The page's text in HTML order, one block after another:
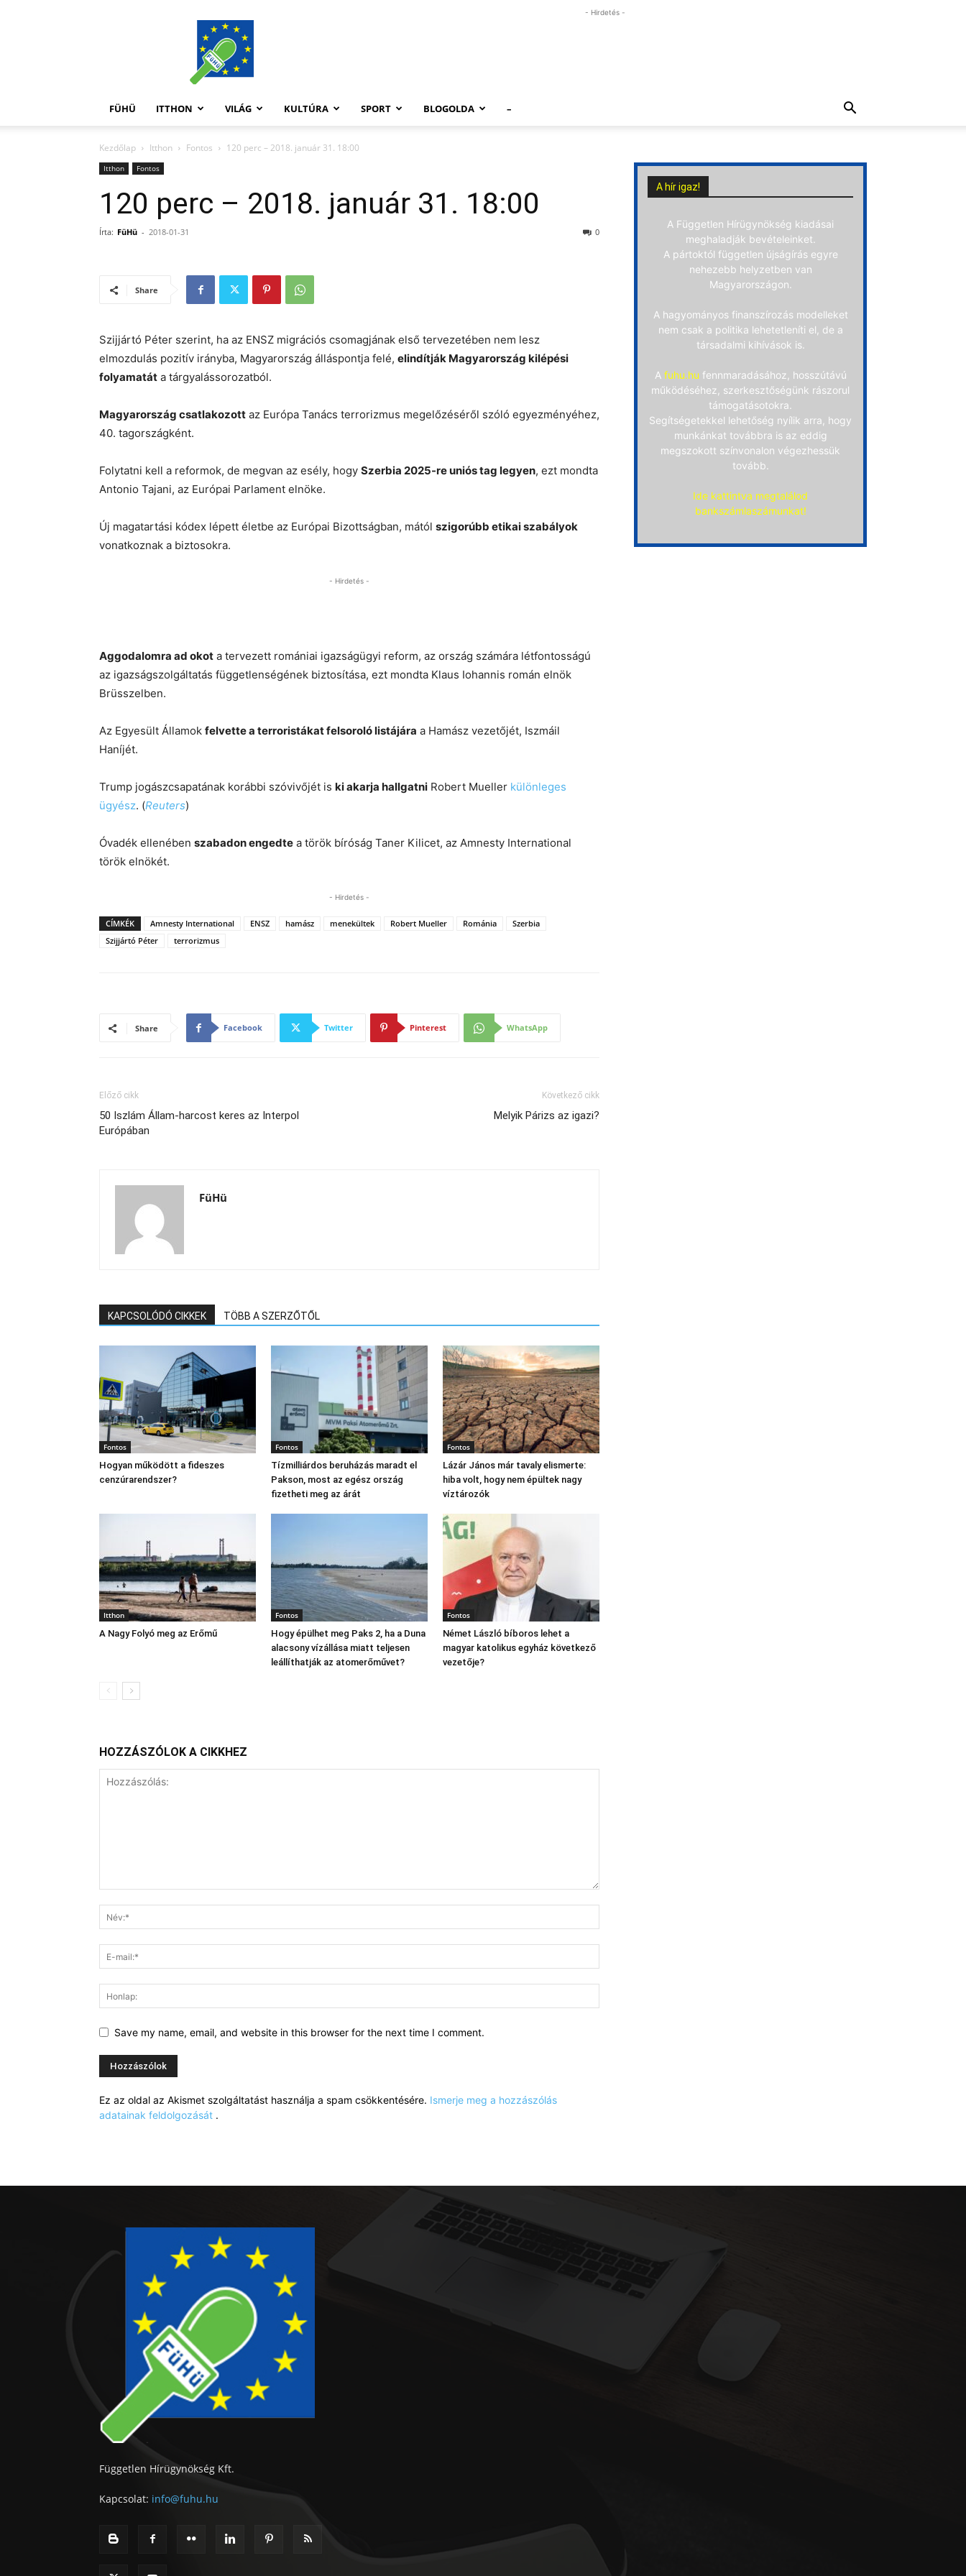
FüHü
- Hirdetés -
FÜHÜ ITTHON VILÁG KULTÚRA SPORT BLOGOLDA –
Kezdőlap Itthon Fontos 120 perc – 2018. január 31. 18:00
Itthon Fontos
120 perc – 2018. január 31. 18:00
Írta: FüHü - 2018-01-31 0
Share
Szijjártó Péter szerint, ha az ENSZ migrációs csomagjának első tervezetében nem lesz
elmozdulás pozitív irányba, Magyarország álláspontja felé, elindítják Magyarország kilépési
folyamatát a tárgyalássorozatból.
Magyarország csatlakozott az Európa Tanács terrorizmus megelőzéséről szóló egyezményéhez,
40. tagországként.
Folytatni kell a reformok, de megvan az esély, hogy Szerbia 2025-re uniós tag legyen, ezt mondta
Antonio Tajani, az Európai Parlament elnöke.
Új magatartási kódex lépett életbe az Európai Bizottságban, mától szigorúbb etikai szabályok
vonatkoznak a biztosokra.
- Hirdetés -
Aggodalomra ad okot a tervezett romániai igazságügyi reform, az ország számára létfontosságú
az igazságszolgáltatás függetlenségének biztosítása, ezt mondta Klaus Iohannis román elnök
Brüsszelben.
Az Egyesült Államok felvette a terroristákat felsoroló listájára a Hamász vezetőjét, Iszmáil
Haníjét.
Trump jogászcsapatának korábbi szóvivőjét is ki akarja hallgatni Robert Mueller különleges
ügyész. (Reuters)
Óvadék ellenében szabadon engedte a török bíróság Taner Kilicet, az Amnesty International
török elnökét.
- Hirdetés -
CÍMKÉK Amnesty International ENSZ hamász menekültek Robert Mueller Románia
Szerbia
Szijjártó Péter
terrorizmus
Share Facebook Twitter Pinterest WhatsApp
Előző cikk
50 Iszlám Állam-harcost keres az Interpol
Európában
Következő cikk
Melyik Párizs az igazi?
FüHü
KAPCSOLÓDÓ CIKKEK TÖBB A SZERZŐTŐL
Fontos
Hogyan működött a fideszes
cenzúrarendszer?
Fontos
Tízmilliárdos beruházás maradt el
Pakson, most az egész ország
fizetheti meg az árát
Fontos
Lázár János már tavaly elismerte:
hiba volt, hogy nem épültek nagy
víztározók
Itthon
A Nagy Folyó meg az Erőmű
Fontos
Hogy épülhet meg Paks 2, ha a Duna
alacsony vízállása miatt teljesen
leállíthatják az atomerőművet?
Fontos
Német László bíboros lehet a
magyar katolikus egyház következő
vezetője?
HOZZÁSZÓLOK A CIKKHEZ
Save my name, email, and website in this browser for the next time I comment.
Ez az oldal az Akismet szolgáltatást használja a spam csökkentésére. Ismerje meg a hozzászólás
adatainak feldolgozását .
A hír igaz!
A Független Hírügynökség kiadásai
meghaladják bevételeinket.
A pártoktól független újságírás egyre
nehezebb helyzetben van
Magyarországon.
A hagyományos finanszírozás modelleket
nem csak a politika lehetetleníti el, de a
társadalmi kihívások is.
A fuhu.hu fennmaradásához, hosszútávú
működéséhez, szerkesztőségünk rászorul
támogatásotokra.
Segítségetekkel lehetőség nyílik arra, hogy
munkánkat továbbra is az eddig
megszokott színvonalon végezhessük
tovább.
Ide kattintva megtalálod
bankszámlaszámunkat!
Független Hírügynökség Kft.
Kapcsolat: info@fuhu.hu